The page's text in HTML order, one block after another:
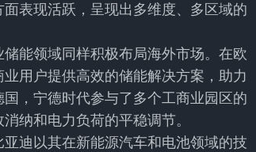
表现活跃，呈现出多维度、多区域的
能领域同样积极布局海外市场。在欧
用户提供高效的储能解决方案，助力
，宁德时代参与了多个工商业园区的
纳和电力负荷的平稳调节。
迪以其在新能源汽车和电池领域的技